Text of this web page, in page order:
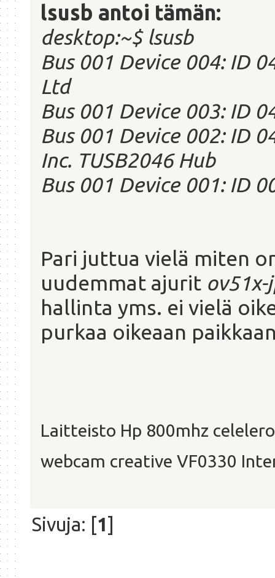
lsusb antoi tämän:
desktop:~$ lsusb
Bus 001 Device 004: ID
Ltd
Bus 001 Device 003: ID
Bus 001 Device 002: ID
Inc. TUSB2046 Hub
Bus 001 Device 001: ID
Pari juttua vielä miten
uudemmat ajurit ov51x-
hallinta yms. ei vielä
purkaa oikeaan
Laitteisto Hp 800mhz
webcam creative VF0330
Sivuja: [1]